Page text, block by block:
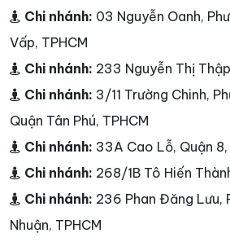
Chi nhánh: 03 Nguyễn Oanh,
Vấp, TPHCM
Chi nhánh: 233 Nguyễn Thị
Chi nhánh: 3/11 Trường Chinh,
Quận Tân Phú, TPHCM
Chi nhánh: 33A Cao Lỗ, Quận 8,
Chi nhánh: 268/1B Tô Hiến
Chi nhánh: 236 Phan Đăng Lưu,
Nhuận, TPHCM